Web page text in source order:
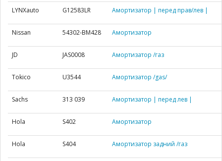
LYNXauto G12583LR Амортизатор | перед прав/лев |
Nissan 54302-BM428 Амортизатор
JD JAS0008 Амортизатор /газ
Tokico U3544 Амортизатор /gas/
Sachs 313 039 Амортизатор | перед лев |
Hola S402 Амортизатор
Hola S404 Амортизатор задний /газ